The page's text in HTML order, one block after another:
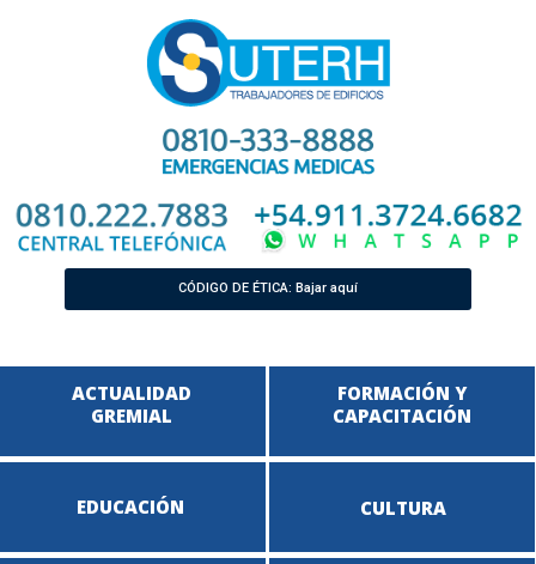
CÓDIGO DE ÉTICA: Bajar aquí
ACTUALIDAD
GREMIAL
EDUCACIÓN CULTURA
FORMACIÓN Y
CAPACITACIÓN